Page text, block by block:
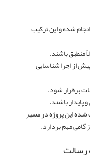
خدمات طراحی داخلی در کنار مدلسازی BIM انجام شده و این ترکیب
منطبق باشند.
از اجرا شناسایی
برقرار شود.
پایدار باشند.
شده این پروژه در مسیر
مهم بردارد.